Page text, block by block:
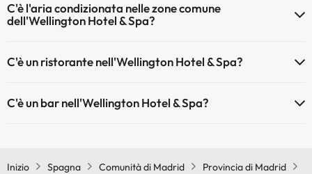
comuni
C'è l'aria condizionata nelle zone comune
dell'Wellington Hotel & Spa?
comuni.
C'è un ristorante nell'Wellington Hotel & Spa?
C'è un bar nell'Wellington Hotel & Spa?
Inizio Spagna Comunità di Madrid
Provincia di Madrid